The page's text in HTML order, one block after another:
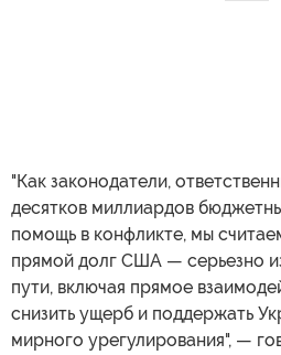
"Как законодатели,
десятков миллиардов
помощь в конфликте, мы
прямой долг США — серьезно
пути, включая прямое
снизить ущерб и поддержать
мирного урегулирования", —